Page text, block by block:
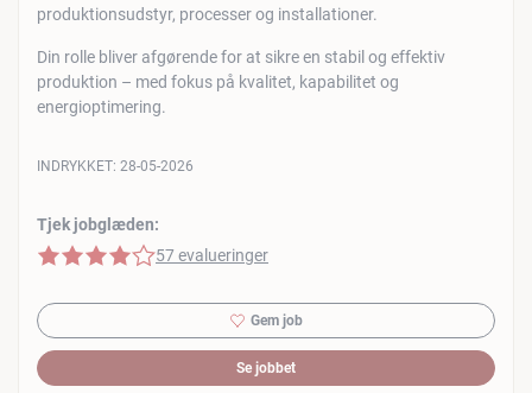
produktionsudstyr, processer og installationer.
Din rolle bliver afgørende for at sikre en stabil og effektiv
produktion – med fokus på kvalitet, kapabilitet og
energioptimering.
Tjek jobglæden:
4 af 5 stjerner
57 evalueringer
INDRYKKET: 28-05-2026
Gem job
Se jobbet